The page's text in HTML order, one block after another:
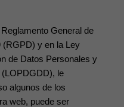
General de
(RGPD) y en la Ley
de Datos Personales y
le
algunos de los
web, puede ser